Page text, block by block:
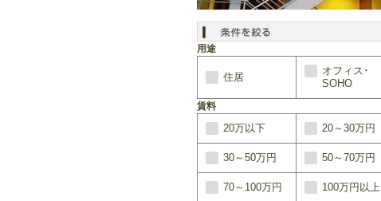
用途
住居
オフィス･
SOHO
賃料
20万以下 20～30万円
30～50万円 50～70万円
70～100万円 100万円以上